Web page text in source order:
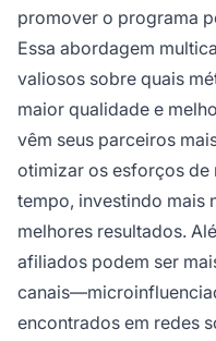
promover o programa
Essa abordagem
valiosos sobre quais
maior qualidade e
vêm seus parceiros
otimizar os esforços
tempo, investindo mais
melhores resultados.
afiliados podem ser
encontrados em redes